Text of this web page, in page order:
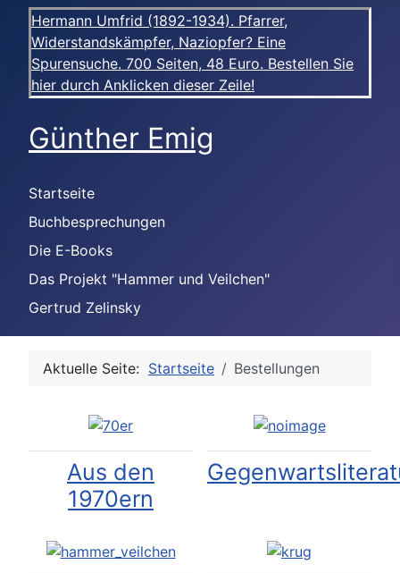
Hermann Umfrid (1892-1934). Pfarrer,
Widerstandskämpfer, Naziopfer? Eine
Spurensuche. 700 Seiten, 48 Euro. Bestellen Sie
hier durch Anklicken dieser Zeile!
Günther Emig
Startseite
Buchbesprechungen
Die E-Books
Das Projekt "Hammer und Veilchen"
Gertrud Zelinsky
Aktuelle Seite: Startseite Bestellungen
Aus den
1970ern